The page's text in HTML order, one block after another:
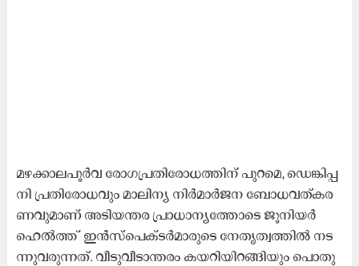
മ​ഴ​ക്കാ​ല​പൂ​ര്‍വ രോ​ഗ​പ്ര​തി​രോ​ധ​ത്തി​ന് പു​റ​മെ, ഡെ​ങ്കി​പ്പ​
നി പ്ര​തി​രോ​ധ​വും മാ​ലി​ന്യ നി​ര്‍മാ​ര്‍ജ​ന ബോ​ധ​വ​ത്ക​ര​
ണ​വു​മാ​ണ് അ​ടി​യ​ന്ത​ര പ്രാ​ധാ​ന്യ​ത്തോ​ടെ ജൂ​നി​യ​ര്‍
ഹെ​ല്‍ത്ത് ഇ​ന്‍സ്‌​പെ​ക്ട​ര്‍മാ​രു​ടെ നേ​തൃ​ത്വ​ത്തി​ല്‍ ന​ട​
ന്നു​വ​രു​ന്ന​ത്. വീ​ടു​വീ​ടാ​ന്ത​രം ക​യ​റി​യി​റ​ങ്ങി​യും പൊ​തു​